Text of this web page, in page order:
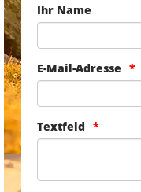
Ihr Name
E-Mail-Adresse
Textfeld